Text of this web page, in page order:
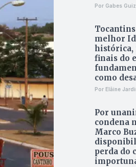
Por Gabes
melhor
histórica,
finais do
como
Por Elâine
Por
condena
Marco
perda do